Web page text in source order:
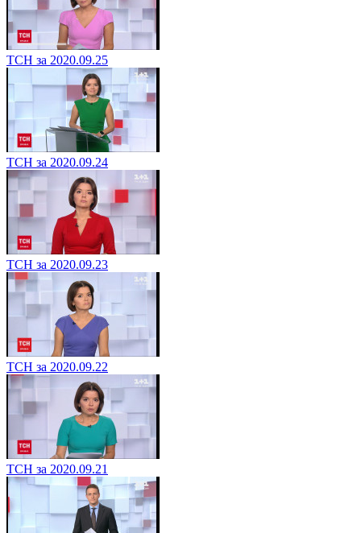
ТСН за 2020.09.25
ТСН за 2020.09.24
ТСН за 2020.09.23
ТСН за 2020.09.22
ТСН за 2020.09.21